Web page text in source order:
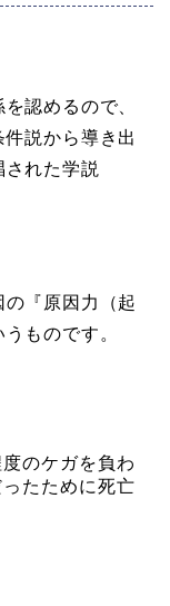
認めるので、
説から導き出
れた学説
『原因力（起
ものです。
のケガを負わ
たために死亡